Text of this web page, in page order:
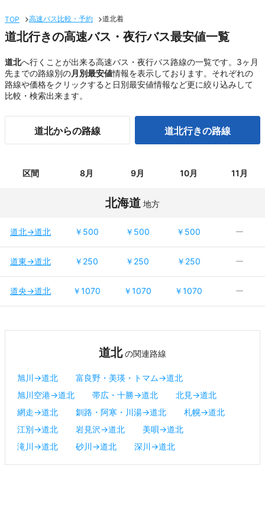
TOP 高速バス比較・予約 道北着
道北行きの高速バス・夜行バス最安値一覧
道北へ行くことが出来る高速バス・夜行バス路線の一覧です。3ヶ月
先までの路線別の月別最安値情報を表示しております。それぞれの
路線や価格をクリックすると日別最安値情報など更に絞り込みして
比較・検索出来ます。
道北からの路線 道北行きの路線
区間 8月 9月 10月 11月
北海道 地方
道北→道北 ￥500 ￥500 ￥500 ー
道東→道北 ￥250 ￥250 ￥250 ー
道央→道北 ￥1070 ￥1070 ￥1070 ー
道北の関連路線
旭川→道北
富良野・美瑛・トマム→道北
旭川空港→道北
帯広・十勝→道北
北見→道北
網走→道北
釧路・阿寒・川湯→道北
札幌→道北
江別→道北
岩見沢→道北
美唄→道北
滝川→道北
砂川→道北 深川→道北